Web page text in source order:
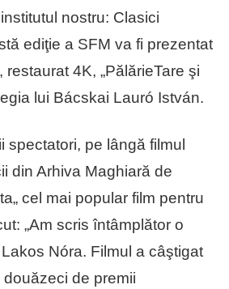
nostru: Clasici
ediţie a SFM va fi prezentat
4K, „PălărieTare şi
lui Bácskai Lauró István.
spectatori, pe lângă filmul
din Arhiva Maghiară de
cel mai popular film pentru
„Am scris întâmplător o
Nóra. Filmul a câştigat
de premii